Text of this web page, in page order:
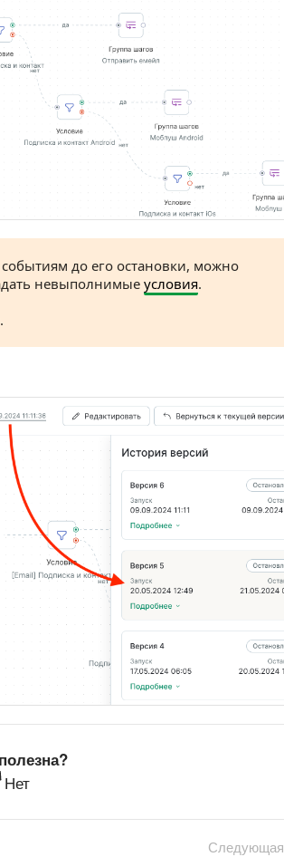
до его остановки, можно
невыполнимые условия.
Нет
Следующая